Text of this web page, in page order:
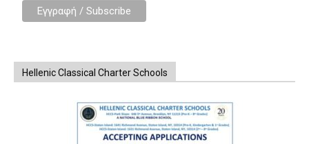
Hellenic Classical Charter Schools